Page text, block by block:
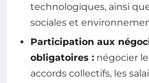
technologiques, ainsi
sociales et
Participation aux
obligatoires : négocier
accords collectifs, les